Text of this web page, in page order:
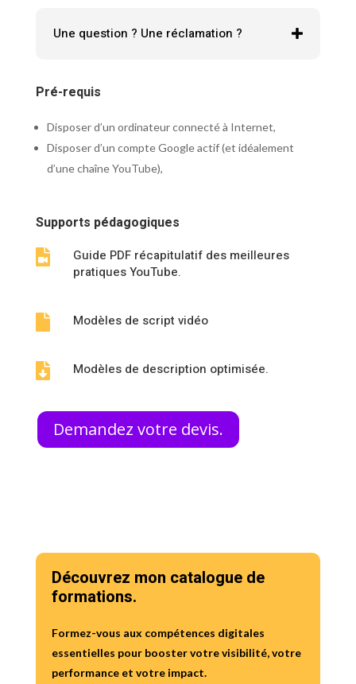
Une question ? Une réclamation ?
Pré-requis
Disposer d’un ordinateur connecté à Internet,
Disposer d’un compte Google actif (et idéalement
d’une chaîne YouTube),
Supports pédagogiques

Guide PDF récapitulatif des meilleures
pratiques YouTube.
 Modèles de script vidéo
 Modèles de description optimisée.
Demandez votre devis.
Découvrez mon catalogue de
formations.
Formez-vous aux compétences digitales
essentielles pour booster votre visibilité, votre
performance et votre impact.